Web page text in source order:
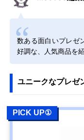
数ある面白いプレゼ
好調な、人気商品を
ユニークなプレゼ
PICK UP①